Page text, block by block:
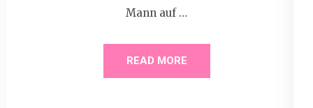
Mann auf …
READ MORE